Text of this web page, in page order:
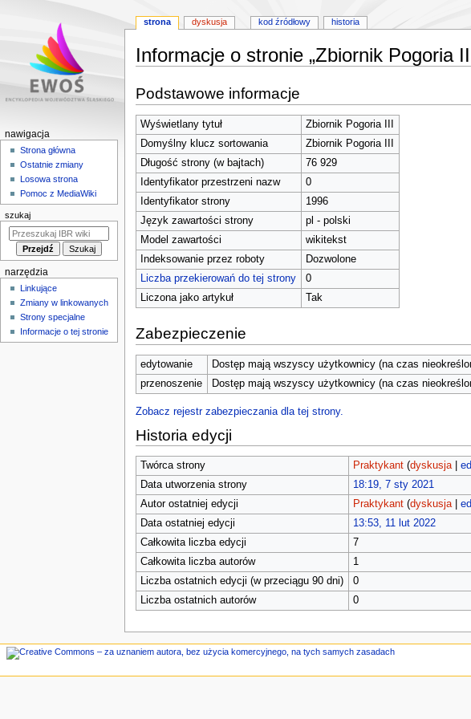
Informacje o stronie „Zbiornik Pogoria
do
nawigacji
do
wyszukiwania
Podstawowe informacje
Wyświetlany tytuł
Zbiornik Pogoria III
Domyślny klucz sortowania
Zbiornik Pogoria III
Długość strony (w bajtach)
76 929
Identyfikator przestrzeni nazw
0
Identyfikator strony
1996
Język zawartości strony
pl - polski
Model zawartości
wikitekst
Indeksowanie przez roboty
Dozwolone
Liczba przekierowań do tej strony
0
Liczona jako artykuł
Tak
Zabezpieczenie
edytowanie
Dostęp mają wszyscy użytkownicy (na czas
przenoszenie
Dostęp mają wszyscy użytkownicy (na czas
Zobacz rejestr zabezpieczania dla tej strony.
Historia edycji
Twórca strony Praktykant (dyskusja|
Data utworzenia strony
18:19, 7 sty 2021
Autor ostatniej edycji
Praktykant (dyskusja|
Data ostatniej edycji
13:53, 11 lut 2022
Całkowita liczba edycji
7
Całkowita liczba autorów
1
Liczba ostatnich edycji (w przeciągu 90 dni)
0
Liczba ostatnich autorów
0
M
n
a
w
i
g
j
strona dyskusja kod źródłowy historia
nawigacja
Strona główna
Ostatnie zmiany
Losowa strona
Pomoc z MediaWiki
szukaj
narzędzia
Linkujące
Zmiany w linkowanych
Strony specjalne
Informacje o tej stronie